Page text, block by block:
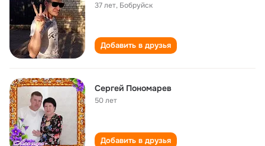
37 лет, Бобруйск
Добавить в друзья
Сергей Пономарев
50 лет
Добавить в друзья